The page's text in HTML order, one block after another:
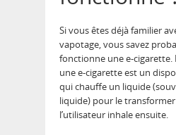
Si vous êtes déjà familier
vapotage, vous savez
fonctionne une e-cigarette.
une e-cigarette est un
qui chauffe un liquide
liquide) pour le
l’utilisateur inhale ensuite.